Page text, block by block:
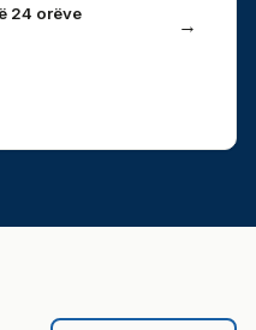
24 orëve →